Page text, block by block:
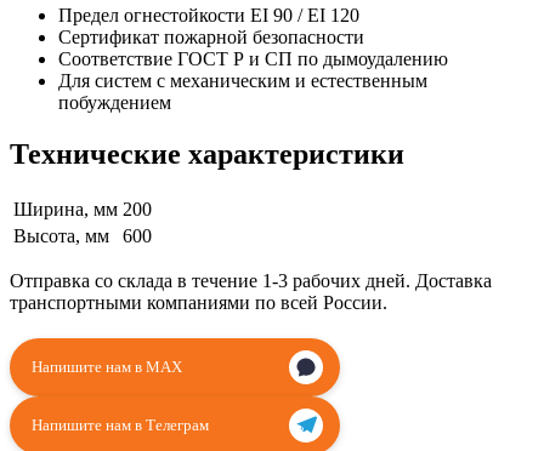
Предел огнестойкости EI 90 / EI 120
Сертификат пожарной безопасности
Соответствие ГОСТ Р и СП по дымоудалению
Для систем с механическим и естественным
побуждением
Технические характеристики
Ширина, мм 200
Высота, мм
600
Отправка со склада в течение 1-3 рабочих дней. Доставка
транспортными компаниями по всей России.
Напишите нам в MAX
Напишите нам в Телеграм